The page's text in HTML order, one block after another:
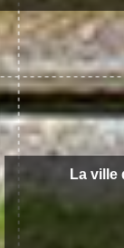
La ville